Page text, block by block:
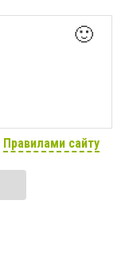
🙂
Правилами сайту